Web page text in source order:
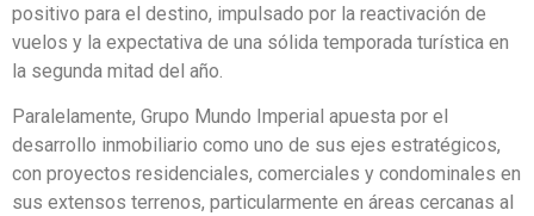
positivo para el destino, impulsado por la reactivación de
vuelos y la expectativa de una sólida temporada turística en
la segunda mitad del año.
Paralelamente, Grupo Mundo Imperial apuesta por el
desarrollo inmobiliario como uno de sus ejes estratégicos,
con proyectos residenciales, comerciales y condominales en
sus extensos terrenos, particularmente en áreas cercanas al